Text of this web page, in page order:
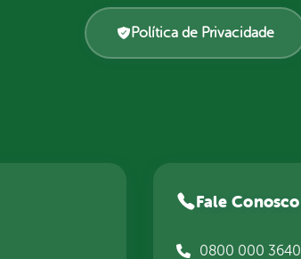
Política de Privacidade
Fale Conosco
0800 000 3640